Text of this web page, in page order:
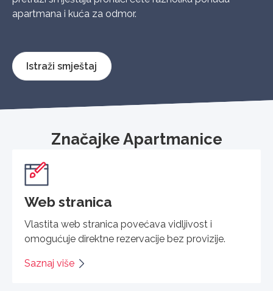
apartmana i kuća za odmor.
Istraži smještaj
Značajke Apartmanice
Web stranica
Vlastita web stranica povećava vidljivost i
omogućuje direktne rezervacije bez provizije.
Saznaj više